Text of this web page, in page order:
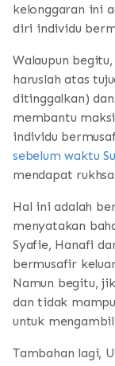
kelonggaran ini
diri individu
Walaupun
haruslah atas
ditinggalkan)
membantu
individu
sebelum waktu
mendapat
Hal ini adalah
menyatakan
Syafie, Hanafi
bermusafir
Namun begitu,
dan tidak
untuk
Tambahan lagi,